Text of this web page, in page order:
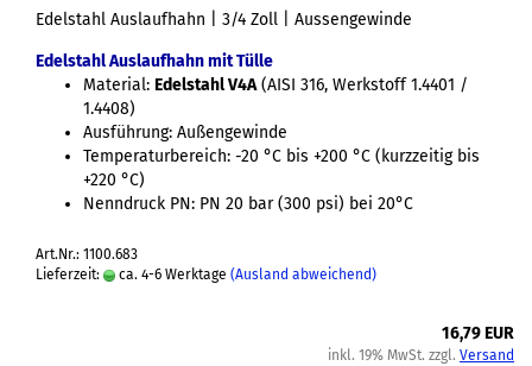
Edelstahl Auslaufhahn | 3/4 Zoll | Aussengewinde
Edelstahl Auslaufhahn mit Tülle
Material: Edelstahl V4A(AISI 316, Werkstoff 1.4401 /
1.4408)
Ausführung: Außengewinde
Temperaturbereich: -20 °C bis +200 °C (kurzzeitig bis
+220 °C)
Nenndruck PN: PN 20 bar (300 psi) bei 20°C
Art.Nr.: 1100.683
Lieferzeit:
ca. 4-6 Werktage (Ausland abweichend)
16,79 EUR
inkl. 19% MwSt. zzgl. Versand